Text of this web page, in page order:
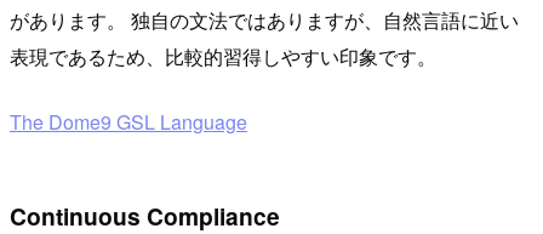
があります。 独自の文法ではありますが、自然言語に近い
表現であるため、比較的習得しやすい印象です。
The Dome9 GSL Language
Continuous Compliance